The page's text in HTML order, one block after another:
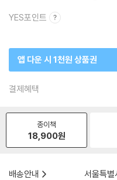
YES포인트
앱 다운 시 1천원 상품권
결제혜택
종이책
18,900원
배송안내
서울특별